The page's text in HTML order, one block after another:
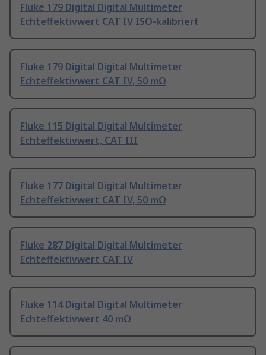
Fluke 179 Digital Digital Multimeter
Echteffektivwert CAT IV ISO-kalibriert
Fluke 179 Digital Digital Multimeter
Echteffektivwert CAT IV, 50 mΩ
Fluke 115 Digital Digital Multimeter
Echteffektivwert, CAT III
Fluke 177 Digital Digital Multimeter
Echteffektivwert CAT IV, 50 mΩ
Fluke 287 Digital Digital Multimeter
Echteffektivwert CAT IV
Fluke 114 Digital Digital Multimeter
Echteffektivwert 40 mΩ